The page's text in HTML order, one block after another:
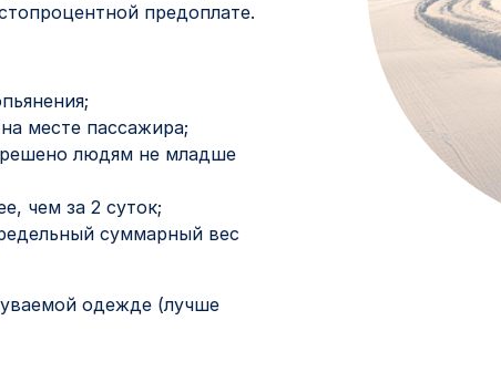
предоплате.
месте пассажира;
людям не младше
чем за 2 суток;
суммарный вес
одежде (лучше